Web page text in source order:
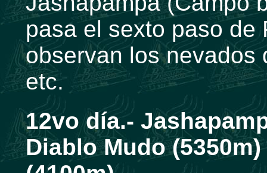
pasa el sexto paso de
observan los nevados
etc.
12vo día.-
Diablo Mudo